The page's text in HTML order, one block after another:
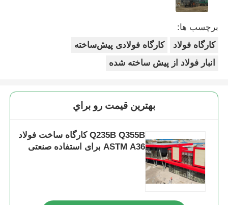
برچسب ها:
کارگاه فولاد
کارگاه فولادی پیش‌ساخته
انبار فولاد از پیش ساخته شده
بهترين قيمت رو براي
Q235B Q355B کارگاه ساخت فولاد
ASTM A36 برای استفاده صنعتی